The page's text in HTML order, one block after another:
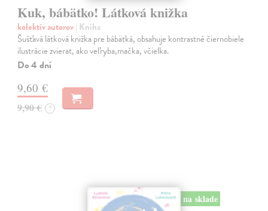
Kuk, bábätko! Látková knižka
kolektív autorov| Kniha
Šušťavá látková knižka pre bábätká, obsahuje kontrastné čiernobiele
ilustrácie zvierat, ako veľryba,mačka, včielka.
Do 4 dní
9,60 €
9,90 € ?
na sklade